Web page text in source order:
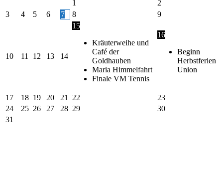
1
2
3
4 5 6 7 8 9
10 11 12 13 14
15
Kräuterweihe und
Café der
Goldhauben
Maria Himmelfahrt
Finale VM Tennis
16
Beginn
Herbstferien
Union
17 18 19 20 21 22
23
24
25 26 27 28 29
30
31